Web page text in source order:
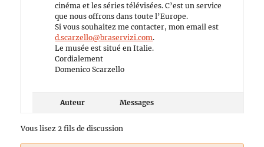
cinéma et les séries télévisées. C’est un service
que nous offrons dans toute l’Europe.
Si vous souhaitez me contacter, mon email est
d.scarzello@braservizi.com.
Le musée est situé en Italie.
Cordialement
Domenico Scarzello
Auteur Messages
Vous lisez 2 fils de discussion